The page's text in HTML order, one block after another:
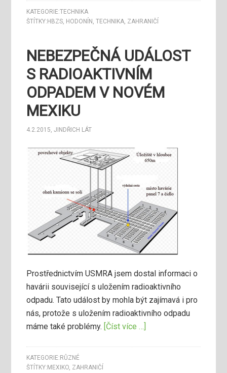
KATEGORIE:TECHNIKA
ŠTÍTKY: HBZS, HODONÍN ,TECHNIKA, ZAHRANIČÍ
NEBEZPEČNÁ UDÁLOST
S RADIOAKTIVNÍM
ODPADEM V NOVÉM
MEXIKU
4.2.2015,JINDŘICH LÁT
Prostřednictvím USMRA jsem dostal informaci o
havárii související s uložením radioaktivního
odpadu. Tato událost by mohla být zajímavá i pro
nás, protože s uložením radioaktivního odpadu
máme také problémy. [Číst více …]
KATEGORIE: RŮZNÉ
ŠTÍTKY: MEXIKO, ZAHRANIČÍ